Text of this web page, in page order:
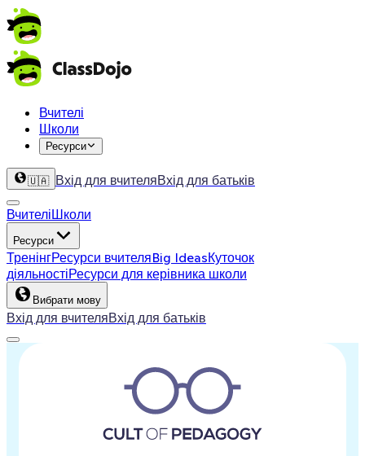
Вчителі
Школи
Ресурси
🇺🇦 Вхід для вчителяВхід для батьків
ВчителіШколи
Ресурси
ТренінгРесурси вчителяBig IdeasКуточок
діяльностіРесурси для керівника школи
Вибрати мову
Вхід для вчителяВхід для батьків